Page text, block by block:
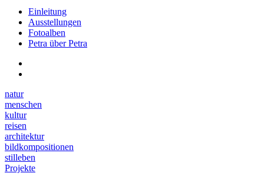
Einleitung
Ausstellungen
Fotoalben
Petra über Petra
natur
menschen
kultur
reisen
architektur
bildkompositionen
stilleben
Projekte